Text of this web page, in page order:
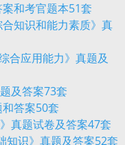
和考官题本51套
知识和能力素质》真
合应用能力》真题及
及答案73套
答案50套
真题试卷及答案47套
知识》真题及答案52套